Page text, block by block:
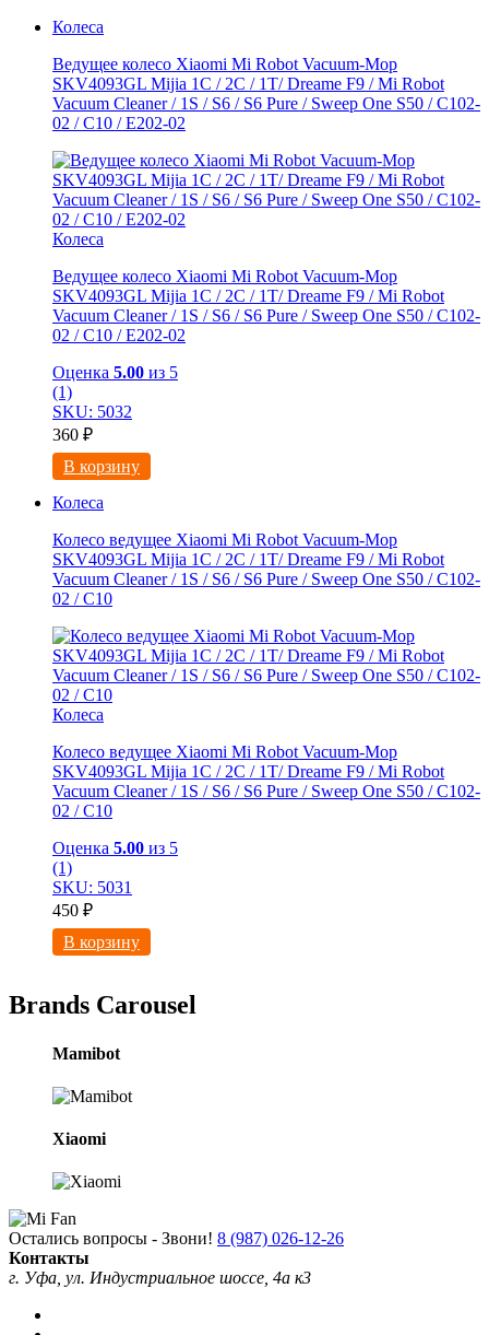
Колеса
Ведущее колесо Xiaomi Mi Robot Vacuum-Mop
SKV4093GL Mijia 1C / 2C / 1T/ Dreame F9 / Mi Robot
Vacuum Cleaner / 1S / S6 / S6 Pure / Sweep One S50 / C102-
02 / С10 / E202-02
Колеса
Ведущее колесо Xiaomi Mi Robot Vacuum-Mop
SKV4093GL Mijia 1C / 2C / 1T/ Dreame F9 / Mi Robot
Vacuum Cleaner / 1S / S6 / S6 Pure / Sweep One S50 / C102-
02 / С10 / E202-02
Оценка 5.00 из 5
(1)
SKU: 5032
360 ₽
В корзину
Колеса
Колесо ведущее Xiaomi Mi Robot Vacuum-Mop
SKV4093GL Mijia 1C / 2C / 1T/ Dreame F9 / Mi Robot
Vacuum Cleaner / 1S / S6 / S6 Pure / Sweep One S50 / C102-
02 / С10
Колеса
Колесо ведущее Xiaomi Mi Robot Vacuum-Mop
SKV4093GL Mijia 1C / 2C / 1T/ Dreame F9 / Mi Robot
Vacuum Cleaner / 1S / S6 / S6 Pure / Sweep One S50 / C102-
02 / С10
Оценка 5.00 из 5
(1)
SKU: 5031
450 ₽
В корзину
Brands Carousel
Mamibot
Xiaomi
Остались вопросы - Звони! 8 (987) 026-12-26
Контакты
г. Уфа, ул. Индустриальное шоссе, 4а к3